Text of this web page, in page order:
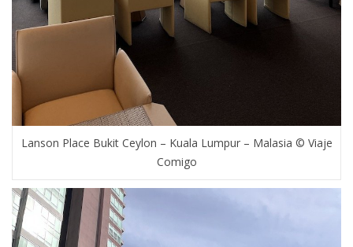
Lanson Place Bukit Ceylon – Kuala Lumpur – Malasia © Viaje
Comigo